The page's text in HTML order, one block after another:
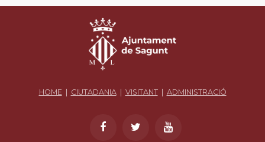
HOME | CIUTADANIA| VISITANT| ADMINISTRACIÓ